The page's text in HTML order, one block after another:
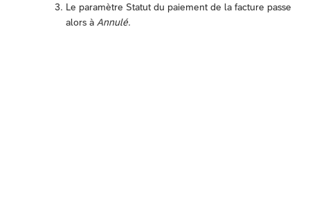
Le paramètre Statut du paiement de la facture passe
alors à Annulé.